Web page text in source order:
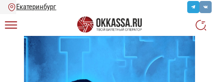
Главная Концерты / Вечерняя Акустика